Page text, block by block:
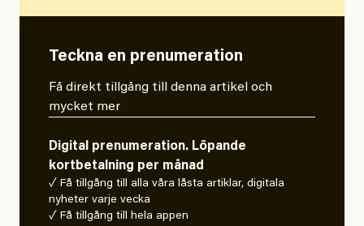
Teckna en prenumeration
Få direkt tillgång till denna artikel och
mycket mer
Digital prenumeration. Löpande
kortbetalning per månad
✓ Få tillgång till alla våra låsta artiklar, digitala
nyheter varje vecka
✓ Få tillgång till hela appen